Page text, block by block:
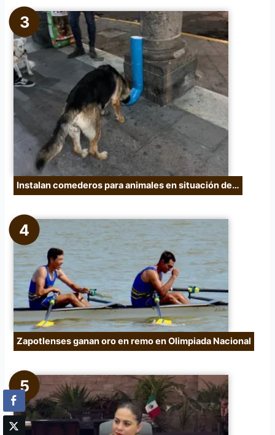
Instalan comederos para animales en situación de…
Zapotlenses ganan oro en remo en Olimpiada Nacional